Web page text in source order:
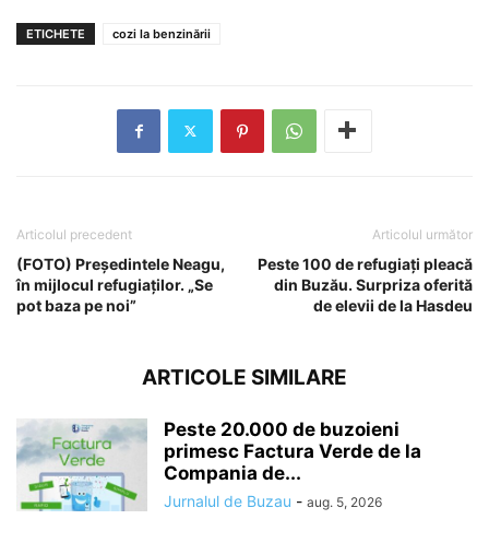
ETICHETE cozi la benzinării
Articolul precedent
(FOTO) Președintele Neagu,
în mijlocul refugiaților. „Se
pot baza pe noi”
Articolul următor
Peste 100 de refugiați pleacă
din Buzău. Surpriza oferită
de elevii de la Hasdeu
ARTICOLE SIMILARE
Peste 20.000 de buzoieni
primesc Factura Verde de la
Compania de...
Jurnalul de Buzau - aug. 5, 2026